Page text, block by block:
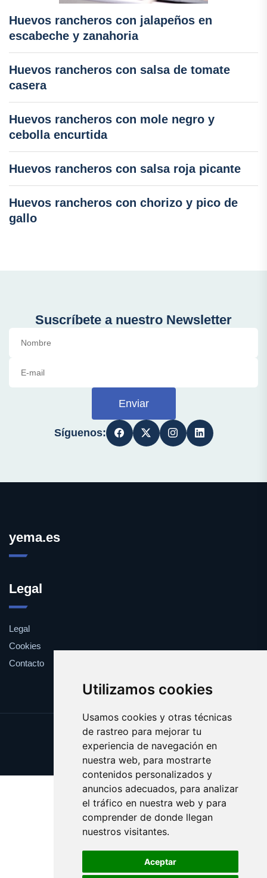
Utilizamos cookies
Usamos cookies y otras técnicas
de rastreo para mejorar tu
experiencia de navegación en
nuestra web, para mostrarte
contenidos personalizados y
anuncios adecuados, para analizar
el tráfico en nuestra web y para
comprender de donde llegan
nuestros visitantes.
Aceptar
Huevos rancheros con jalapeños en
escabeche y zanahoria
Huevos rancheros con salsa de tomate
casera
Huevos rancheros con mole negro y
cebolla encurtida
Huevos rancheros con salsa roja picante
Huevos rancheros con chorizo y pico de
gallo
Suscríbete a nuestro Newsletter
Enviar
Síguenos:
yema.es
Legal
Legal
Cookies
Contacto
Update cookies preferences
Copyright © 2025 yema.es